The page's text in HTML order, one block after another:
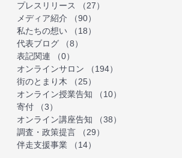
プレスリリース
（27）
メディア紹介
（90）
私たちの想い
（18）
代表ブログ
（8）
表記関連
（0）
オンラインサロン
（194）
街のとまり木
（25）
オンライン授業告知
（10）
寄付
（3）
オンライン講座告知
（38）
調査・政策提言
（29）
伴走支援事業
（14）